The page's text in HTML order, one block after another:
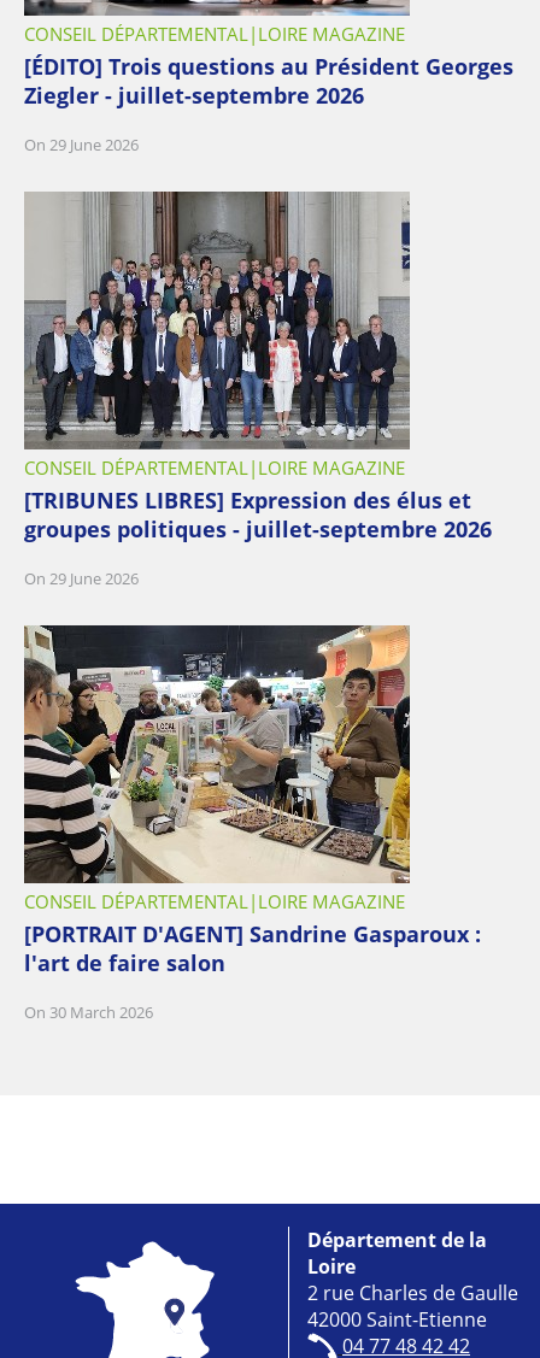
CONSEIL DÉPARTEMENTAL LOIRE MAGAZINE
[ÉDITO] Trois questions au Président Georges
Ziegler - juillet-septembre 2026
On 29 June 2026
CONSEIL DÉPARTEMENTAL LOIRE MAGAZINE
[TRIBUNES LIBRES] Expression des élus et
groupes politiques - juillet-septembre 2026
On 29 June 2026
CONSEIL DÉPARTEMENTAL LOIRE MAGAZINE
[PORTRAIT D'AGENT] Sandrine Gasparoux :
l'art de faire salon
On 30 March 2026
Département de la
Loire
2 rue Charles de Gaulle
42000 Saint-Etienne
04 77 48 42 42